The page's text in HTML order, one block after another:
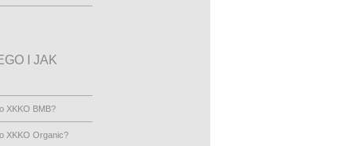
I JAK
XKKO BMB?
XKKO Organic?